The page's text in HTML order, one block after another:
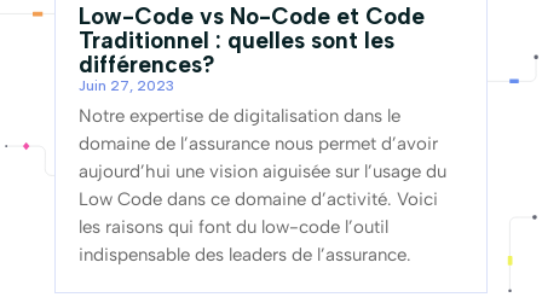
Low-Code vs No-Code et Code
Traditionnel : quelles sont les
différences?
Juin 27, 2023
Notre expertise de digitalisation dans le
domaine de l’assurance nous permet d’avoir
aujourd’hui une vision aiguisée sur l’usage du
Low Code dans ce domaine d’activité. Voici
les raisons qui font du low-code l’outil
indispensable des leaders de l’assurance.